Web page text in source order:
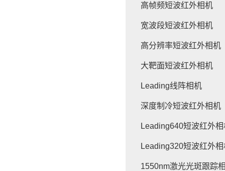
高帧频短波红外相机
宽波段短波红外相机
高分辨率短波红外相机
大靶面短波红外相机
Leading线阵相机
深度制冷短波红外相机
Leading640短波红外相
Leading320短波红外相
1550nm激光光斑跟踪